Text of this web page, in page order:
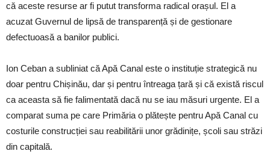
că aceste resurse ar fi putut transforma radical orașul. El a
acuzat Guvernul de lipsă de transparență și de gestionare
defectuoasă a banilor publici.
Ion Ceban a subliniat că Apă Canal este o instituție strategică nu
doar pentru Chișinău, dar și pentru întreaga țară și că există riscul
ca aceasta să fie falimentată dacă nu se iau măsuri urgente. El a
comparat suma pe care Primăria o plătește pentru Apă Canal cu
costurile construcției sau reabilitării unor grădinițe, școli sau străzi
din capitală.